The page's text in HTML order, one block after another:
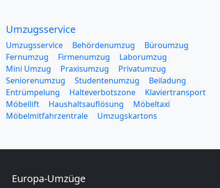
Umzugsservice
Umzugsservice Behördenumzug
Büroumzug
Fernumzug
Firmenumzug
Laborumzug
Mini Umzug
Praxisumzug
Privatumzug
Seniorenumzug
Studentenumzug
Beiladung
Entrümpelung
Halteverbotszone
Klaviertransport
Möbellift
Haushaltsauflösung
Möbeltaxi
Möbelmitfahrzentrale
Umzugskartons
Europa-Umzüge